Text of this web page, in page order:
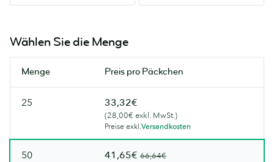
auf
Seiten
können.
einem
Finish.
Wählen Sie die Menge
Menge Preis pro Päckchen
25 33,32€
(28,00€ exkl. MwSt.)
Preise exkl.Versandkosten
50 41,65€ 66,64€